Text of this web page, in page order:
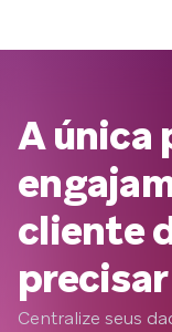
A única
cliente
precisar
Centralize seus